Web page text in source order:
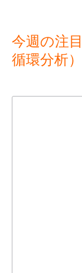
今週の注
循環分析）